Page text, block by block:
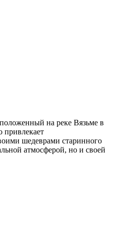
на реке Вязьме в
привлекает
шедеврами старинного
атмосферой, но и своей